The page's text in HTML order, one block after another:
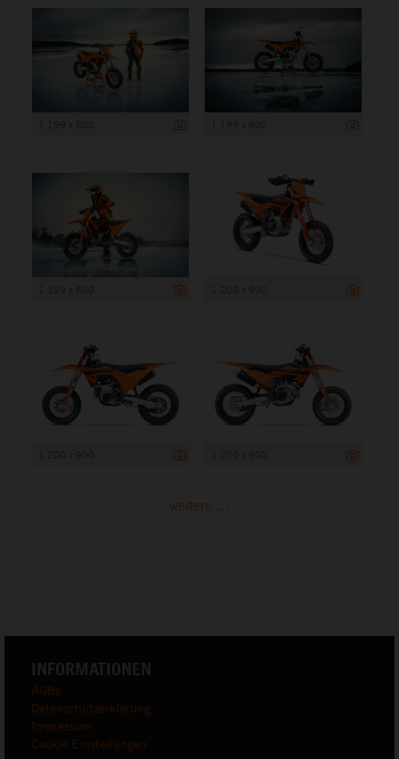
weitere ...
INFORMATIONEN
AGBs
Datenschutzerklärung
Impressum
Cookie Einstellungen